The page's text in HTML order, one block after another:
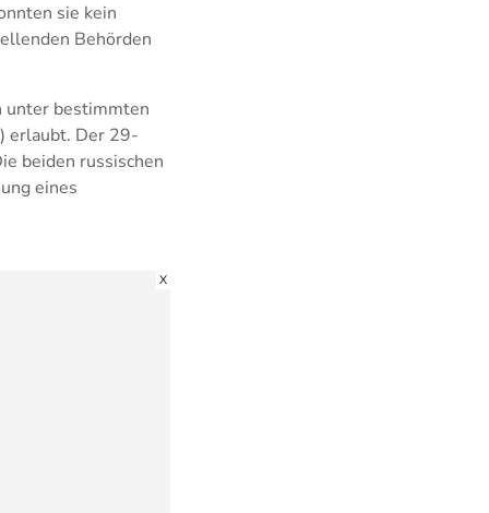
sie kein
Behörden
unter bestimmten
erlaubt. Der 29-
beiden russischen
eines
X